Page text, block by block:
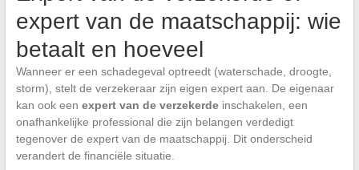
expert van de maatschappij: wie
betaalt en hoeveel
Wanneer er een schadegeval optreedt (waterschade, droogte,
storm), stelt de verzekeraar zijn eigen expert aan. De eigenaar
kan ook een expert van de verzekerdeinschakelen, een
onafhankelijke professional die zijn belangen verdedigt
tegenover de expert van de maatschappij. Dit onderscheid
verandert de financiële situatie.